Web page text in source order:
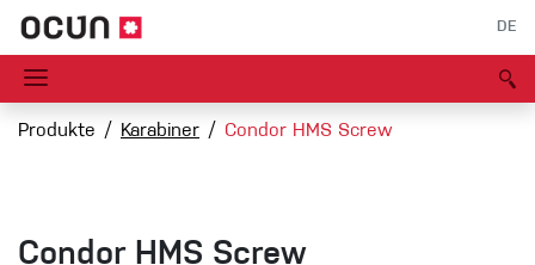
DE
Produkte Karabiner Condor HMS Screw
Condor HMS Screw